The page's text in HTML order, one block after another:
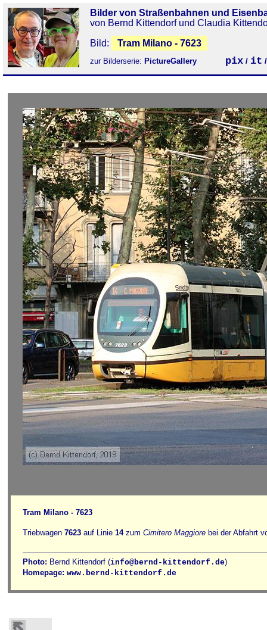
Bilder von Straßenbahnen und
von Bernd Kittendorf und Claudia
Bild:
Tram Milano - 7623
zur Bilderserie: PictureGallery pix / it
Tram Milano - 7623
Triebwagen 7623 auf Linie 14zum Cimitero Maggiore bei der Abfahrt
Photo: Bernd Kittendorf (info@bernd-kittendorf.de)
Homepage: www.bernd-kittendorf.de